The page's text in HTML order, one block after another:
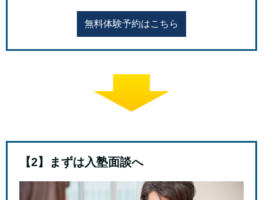
無料体験予約はこちら
【2】まずは入塾面談へ